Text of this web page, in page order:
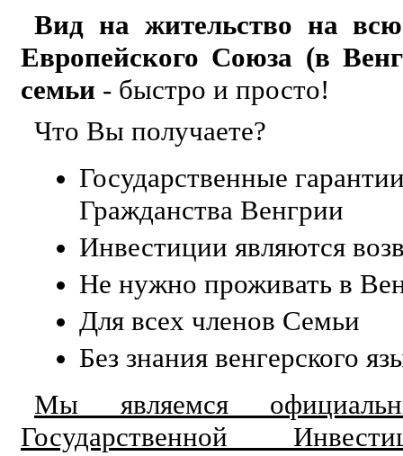
Вид на жительство на
Европейского Союза (в
семьи - быстро и просто!
Что Вы получаете?
Государственные
Гражданства Венгрии
Инвестиции являются
Не нужно проживать в
Для всех членов Семьи
Без знания венгерского
Мы являемся
Государственной